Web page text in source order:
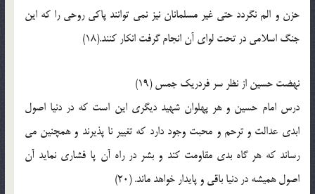
حزن و الم نگردد حتى غير مسلمانان نيز نمى توانند پاكى روحى را كه اين
جنگ اسلامى در تحت لواى آن انجام گرفت انكار كنند.(18)
نهضت حسين از نظر سر فردريك جمس (19)
درس امام حسين و هر پهلوان شهيد ديگرى اين است كه در دنيا اصول
ابدى عدالت و ترحم و محبت وجود دارد كه تغيير نا پذيرند و همچنين مى
رساند كه هر گاه بدى مقاومت كند و بشر در راه آن پا فشارى نمايد آن
اصول هميشه در دنيا باقى و پايدار خواهد ماند. (20)